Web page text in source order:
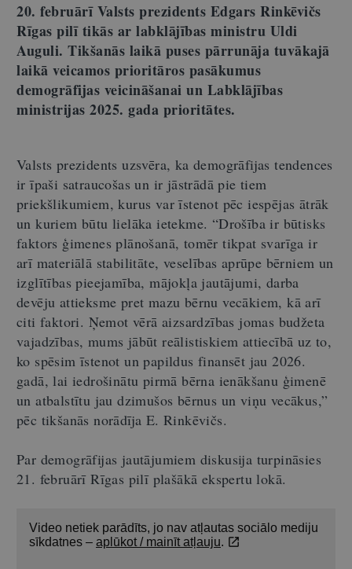
20. februārī Valsts prezidents Edgars Rinkēvičs
Rīgas pilī tikās ar labklājības ministru Uldi
Auguli. Tikšanās laikā puses pārrunāja tuvākajā
laikā veicamos prioritāros pasākumus
demogrāfijas veicināšanai un Labklājības
ministrijas 2025. gada prioritātes.
Valsts prezidents uzsvēra, ka demogrāfijas tendences
ir īpaši satraucošas un ir jāstrādā pie tiem
priekšlikumiem, kurus var īstenot pēc iespējas ātrāk
un kuriem būtu lielāka ietekme. “Drošība ir būtisks
faktors ģimenes plānošanā, tomēr tikpat svarīga ir
arī materiālā stabilitāte, veselības aprūpe bērniem un
izglītības pieejamība, mājokļa jautājumi, darba
devēju attieksme pret mazu bērnu vecākiem, kā arī
citi faktori. Ņemot vērā aizsardzības jomas budžeta
vajadzības, mums jābūt reālistiskiem attiecībā uz to,
ko spēsim īstenot un papildus finansēt jau 2026.
gadā, lai iedrošinātu pirmā bērna ienākšanu ģimenē
un atbalstītu jau dzimušos bērnus un viņu vecākus,”
pēc tikšanās norādīja E. Rinkēvičs.
Par demogrāfijas jautājumiem diskusija turpināsies
21. februārī Rīgas pilī plašākā ekspertu lokā.